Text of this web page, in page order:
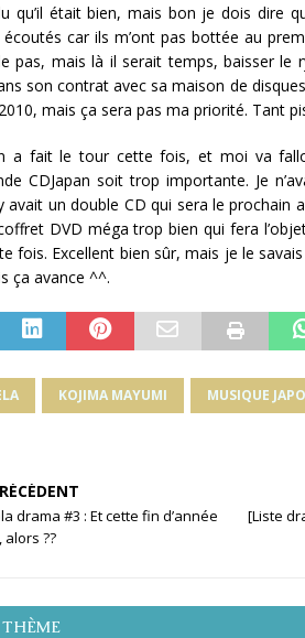
qu’il était bien, mais bon je dois dire
car ils m’ont pas bottée au
pas, mais là il serait temps, baisser
son contrat avec sa maison de
mais ça sera pas ma priorité. Tant
a fait le tour cette fois, et moi va
CDJapan soit trop importante. Je
un double CD qui sera le prochain
DVD méga trop bien qui fera
fois. Excellent bien sûr, mais je le
ça avance ^^.
KOJIMA MAYUMI MUSIQUE
drama #3 : Et cette fin d’année
alors ??
[Liste
THÈME